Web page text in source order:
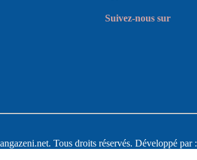
Suivez-nous sur
Tous droits réservés. Développé par :